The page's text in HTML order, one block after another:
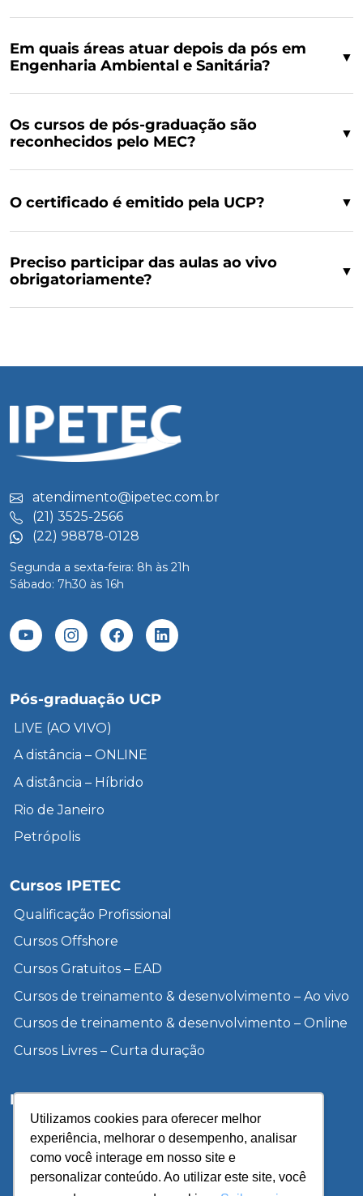
Utilizamos cookies para oferecer melhor
experiência, melhorar o desempenho, analisar
como você interage em nosso site e
personalizar conteúdo. Ao utilizar este site, você
Em quais áreas atuar depois da pós em
Engenharia Ambiental e Sanitária?
▼
Os cursos de pós-graduação são
reconhecidos pelo MEC?
▼
O certificado é emitido pela UCP? ▼
Preciso participar das aulas ao vivo
obrigatoriamente?
▼
atendimento@ipetec.com.br
(21) 3525-2566
(22) 98878-0128
Segunda a sexta-feira: 8h às 21h
Sábado: 7h30 às 16h
Pós-graduação UCP
LIVE (AO VIVO)
A distância – ONLINE
A distância – Híbrido
Rio de Janeiro
Petrópolis
Cursos IPETEC
Qualificação Profissional
Cursos Offshore
Cursos Gratuitos – EAD
Cursos de treinamento & desenvolvimento – Ao vivo
Cursos de treinamento & desenvolvimento – Online
Cursos Livres – Curta duração
Institucional
Inscreva-se
Sobre a UCP
Unidades